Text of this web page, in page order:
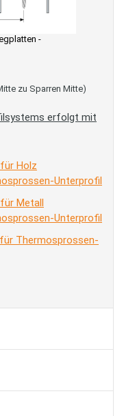
-
zu Sparren Mitte)
erfolgt mit
Holz
Unterprofil
Metall
Unterprofil
Thermosprossen-